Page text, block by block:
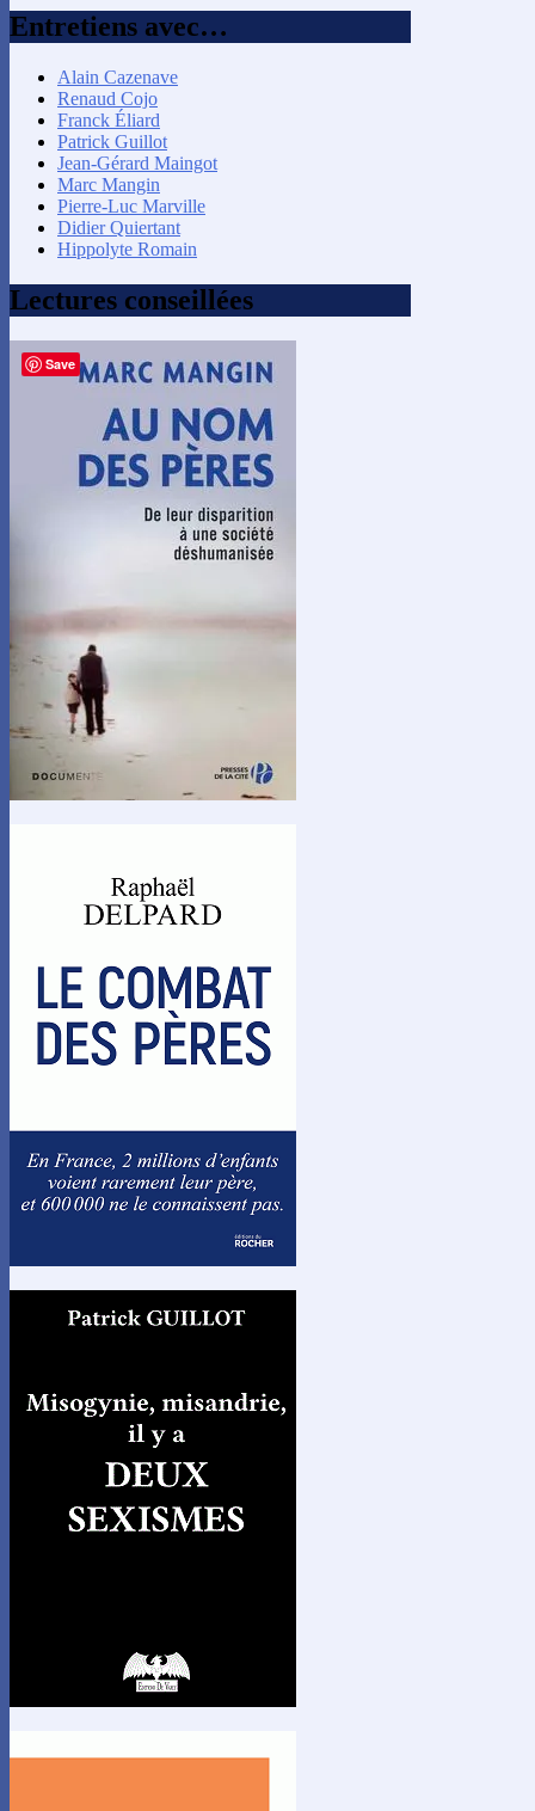
mois
Entretiens avec…
Alain Cazenave
Renaud Cojo
Franck Éliard
Patrick Guillot
Jean-Gérard Maingot
Marc Mangin
Pierre-Luc Marville
Didier Quiertant
Hippolyte Romain
Lectures conseillées
Save